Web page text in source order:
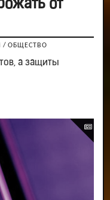
от
/ ОБЩЕСТВО
а защиты